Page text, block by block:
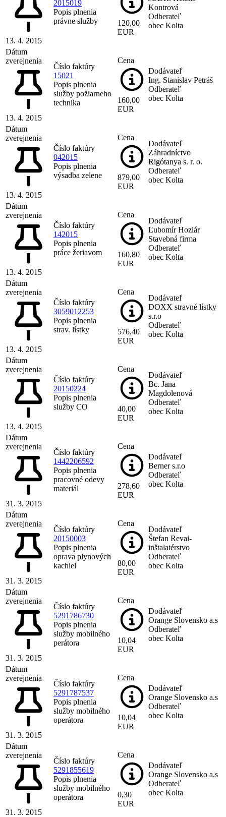
13. 4. 2015
2015019
Popis plnenia
právne služby
120,00
EUR
Kontrová
Odberateľ
obec Kolta
Dátum
zverejnenia
13. 4. 2015
Číslo faktúry
15021
Popis plnenia
služby požiarneho
technika
Cena
160,00
EUR
Dodávateľ
Ing. Stanislav Petráš
Odberateľ
obec Kolta
Dátum
zverejnenia
13. 4. 2015
Číslo faktúry
042015
Popis plnenia
výsadba zelene
Cena
879,00
EUR
Dodávateľ
Záhradníctvo
Rigótanya s. r. o.
Odberateľ
obec Kolta
Dátum
zverejnenia
13. 4. 2015
Číslo faktúry
142015
Popis plnenia
práce žeriavom
Cena
160,80
EUR
Dodávateľ
Ľubomír Hozlár
Stavebná firma
Odberateľ
obec Kolta
Dátum
zverejnenia
13. 4. 2015
Číslo faktúry
3059012253
Popis plnenia
strav. lístky
Cena
576,40
EUR
Dodávateľ
DOXX stravné lístky
s.r.o
Odberateľ
obec Kolta
Dátum
zverejnenia
13. 4. 2015
Číslo faktúry
20150224
Popis plnenia
služby CO
Cena
40,00
EUR
Dodávateľ
Bc. Jana
Magdolenová
Odberateľ
obec Kolta
Dátum
zverejnenia
31. 3. 2015
Číslo faktúry
1442206592
Popis plnenia
pracovné odevy
materiál
Cena
278,60
EUR
Dodávateľ
Berner s.r.o
Odberateľ
obec Kolta
Dátum
zverejnenia
31. 3. 2015
Číslo faktúry
20150003
Popis plnenia
oprava plynových
kachiel
Cena
80,00
EUR
Dodávateľ
Štefan Revai-
inštalatérstvo
Odberateľ
obec Kolta
Dátum
zverejnenia
31. 3. 2015
Číslo faktúry
5291786730
Popis plnenia
služby mobilného
perátora
Cena
10,04
EUR
Dodávateľ
Orange Slovensko a.s
Odberateľ
obec Kolta
Dátum
zverejnenia
31. 3. 2015
Číslo faktúry
5291787537
Popis plnenia
služby mobilného
operátora
Cena
10,04
EUR
Dodávateľ
Orange Slovensko a.s
Odberateľ
obec Kolta
Dátum
zverejnenia
31. 3. 2015
Číslo faktúry
5291855619
Popis plnenia
služby mobilného
operátora
Cena
0,30
EUR
Dodávateľ
Orange Slovensko a.s
Odberateľ
obec Kolta